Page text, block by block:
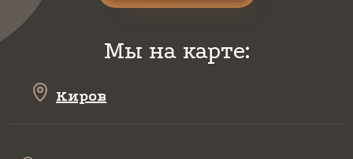
Мы на карте:
Киров